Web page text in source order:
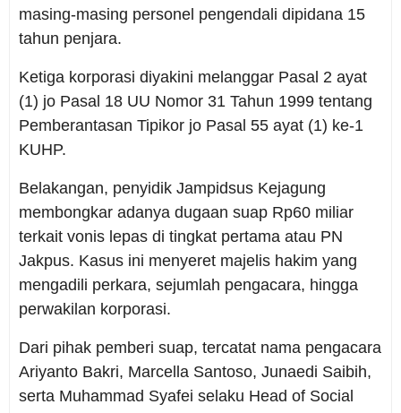
masing-masing personel pengendali dipidana 15
tahun penjara.
Ketiga korporasi diyakini melanggar Pasal 2 ayat
(1) jo Pasal 18 UU Nomor 31 Tahun 1999 tentang
Pemberantasan Tipikor jo Pasal 55 ayat (1) ke-1
KUHP.
Belakangan, penyidik Jampidsus Kejagung
membongkar adanya dugaan suap Rp60 miliar
terkait vonis lepas di tingkat pertama atau PN
Jakpus. Kasus ini menyeret majelis hakim yang
mengadili perkara, sejumlah pengacara, hingga
perwakilan korporasi.
Dari pihak pemberi suap, tercatat nama pengacara
Ariyanto Bakri, Marcella Santoso, Junaedi Saibih,
serta Muhammad Syafei selaku Head of Social